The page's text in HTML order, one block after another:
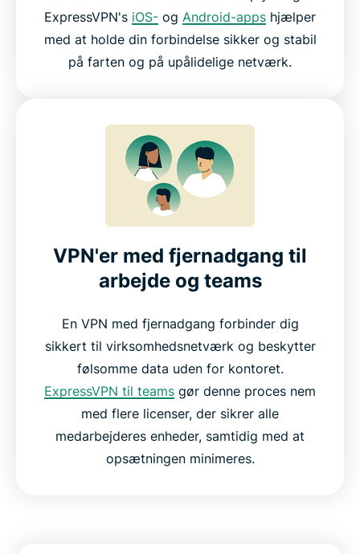
ExpressVPN's iOS- og Android-apps hjælper
med at holde din forbindelse sikker og stabil
på farten og på upålidelige netværk.
VPN'er med fjernadgang til
arbejde og teams
En VPN med fjernadgang forbinder dig
sikkert til virksomhedsnetværk og beskytter
følsomme data uden for kontoret.
ExpressVPN til teams gør denne proces nem
med flere licenser, der sikrer alle
medarbejderes enheder, samtidig med at
opsætningen minimeres.